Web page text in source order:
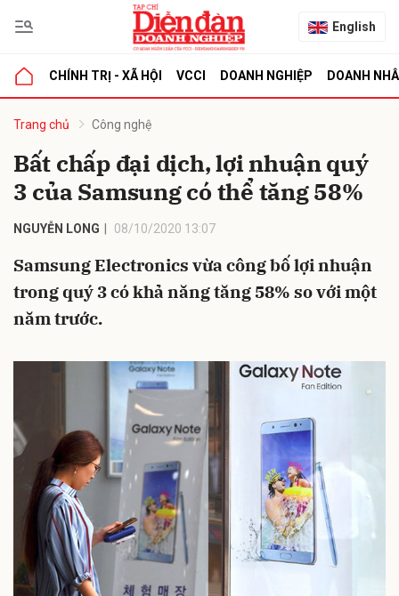
English
CHÍNH TRỊ - XÃ HỘI VCCI DOANH NGHIỆP DOANH
Trang chủ Công nghệ
Bất chấp đại dịch, lợi nhuận quý
3 của Samsung có thể tăng 58%
NGUYỄN LONG 08/10/2020 13:07
Samsung Electronics vừa công bố lợi nhuận
trong quý 3 có khả năng tăng 58% so với một
năm trước.
luận
Hủy